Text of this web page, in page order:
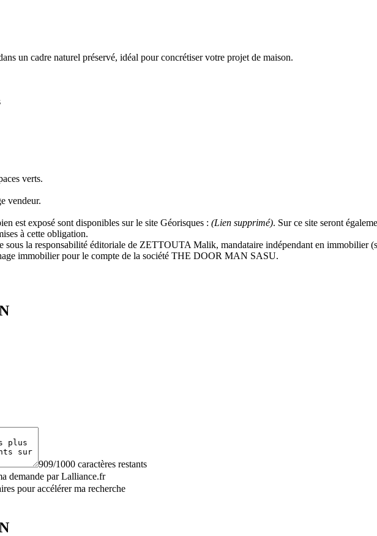
un cadre naturel préservé, idéal pour concrétiser votre projet de maison.
verts.
vendeur.
est exposé sont disponibles sur le site Géorisques : (Lien supprimé). Sur ce site seront
à cette obligation.
sous la responsabilité éditoriale de ZETTOUTA Malik, mandataire indépendant en immobilier
immobilier pour le compte de la société THE DOOR MAN SASU.
909/1000 caractères restants
demande par Lalliance.fr
pour accélérer ma recherche